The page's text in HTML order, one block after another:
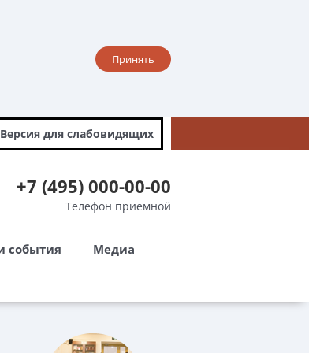
Принять
Версия для слабовидящих
+7 (495) 000-00-00
Телефон приемной
события
Медиа